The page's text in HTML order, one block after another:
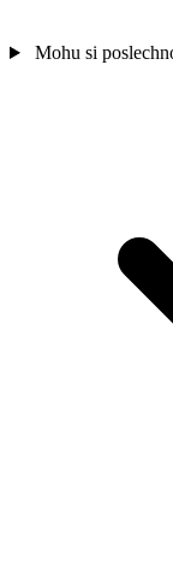
Mohu si